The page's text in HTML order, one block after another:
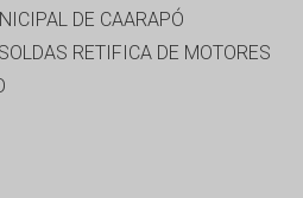
DE CAARAPÓ
RETIFICA DE MOTORES